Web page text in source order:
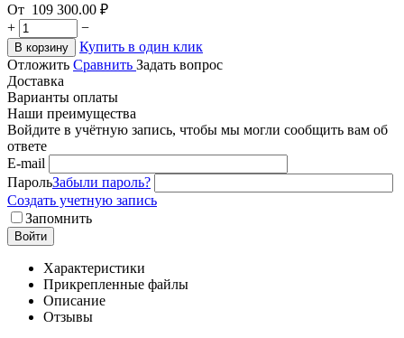
От 109 300.00 ₽
+
−
В корзину
Купить в один клик
Отложить Сравнить Задать вопрос
Доставка
Варианты оплаты
Наши преимущества
Войдите в учётную запись, чтобы мы могли сообщить вам об
ответе
E-mail
ПарольЗабыли пароль?
Создать учетную запись
Запомнить
Войти
Характеристики
Прикрепленные файлы
Описание
Отзывы